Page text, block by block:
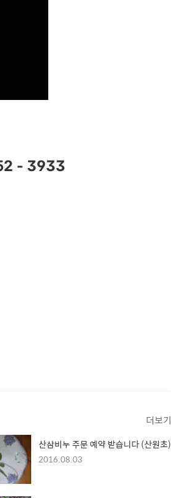
- 3933
더보기
산삼비누 주문 예약 받습니다 (산원초)
2016.08.03